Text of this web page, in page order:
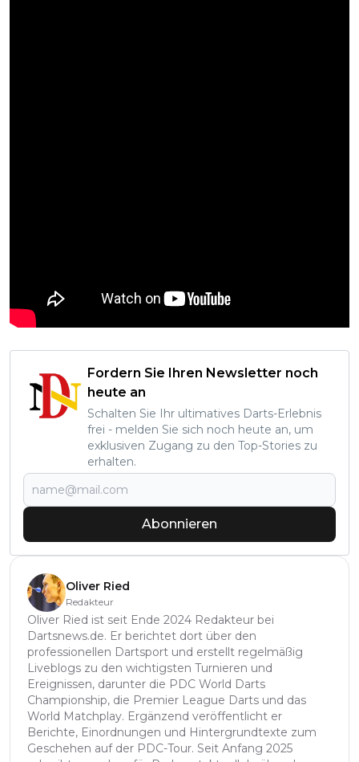
Fordern Sie Ihren Newsletter noch
heute an
Schalten Sie Ihr ultimatives Darts-Erlebnis
frei - melden Sie sich noch heute an, um
exklusiven Zugang zu den Top-Stories zu
erhalten.
Abonnieren
Oliver Ried
Redakteur
Oliver Ried ist seit Ende 2024 Redakteur bei
Dartsnews.de. Er berichtet dort über den
professionellen Dartsport und erstellt regelmäßig
Liveblogs zu den wichtigsten Turnieren und
Ereignissen, darunter die PDC World Darts
Championship, die Premier League Darts und das
World Matchplay. Ergänzend veröffentlicht er
Berichte, Einordnungen und Hintergrundtexte zum
Geschehen auf der PDC-Tour. Seit Anfang 2025